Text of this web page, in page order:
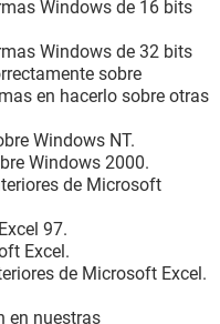
Windows de 16 bits
Windows de 32 bits
sobre
en hacerlo sobre otras
Windows NT.
Windows 2000.
de Microsoft
97.
Excel.
de Microsoft Excel.
en nuestras